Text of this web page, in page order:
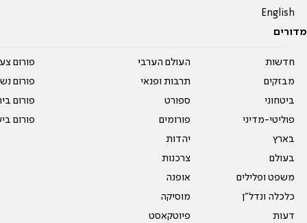
English
מדורים
חדשות
מבזקים
ביטחוני
פוליטי-מדיני
בארץ
בעולם
משפט ופלילים
כלכלה ונדל"ן
דעות
העולם הערבי
תרבות ופנאי
ספורט
פורומים
יהדות
צרכנות
אופנה
מוסיקה
פיוטקאסט
פורום
פורום
פורום
פורום